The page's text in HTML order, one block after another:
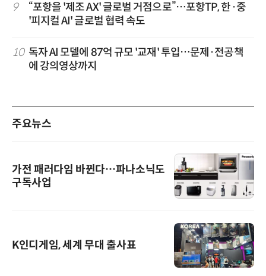
9
“포항을 '제조 AX' 글로벌 거점으로”…포항TP, 한·중
'피지컬 AI' 글로벌 협력 속도
10 독자 AI 모델에 87억 규모 '교재' 투입…문제·전공책
에 강의영상까지
주요뉴스
가전 패러다임 바뀐다…파나소닉도
구독사업
K인디게임, 세계 무대 출사표